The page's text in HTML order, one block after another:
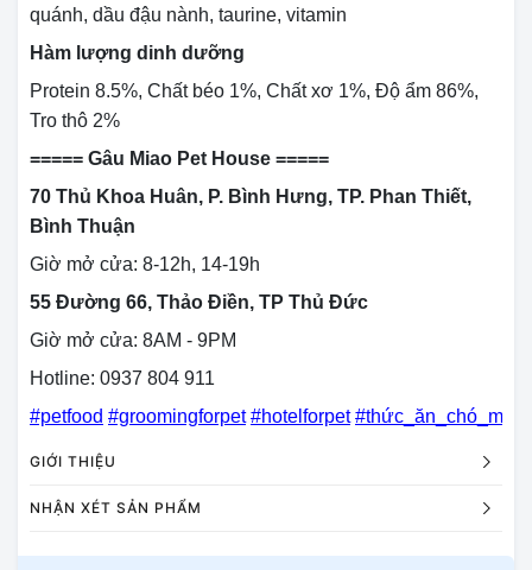
quánh, dầu đậu nành, taurine, vitamin
Hàm lượng dinh dưỡng
Protein 8.5%, Chất béo 1%, Chất xơ 1%, Độ ẩm 86%,
Tro thô 2%
===== Gâu Miao Pet House =====
70 Thủ Khoa Huân, P. Bình Hưng, TP. Phan Thiết,
Bình Thuận
Giờ mở cửa: 8-12h, 14-19h
55 Đường 66, Thảo Điền, TP Thủ Đức
Giờ mở cửa: 8AM - 9PM
Hotline: 0937 804 911
#petfood #groomingforpet #hotelforpet #thức_ăn_chó_mèo
GIỚI THIỆU
NHẬN XÉT SẢN PHẨM